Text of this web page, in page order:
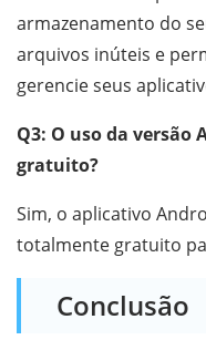
armazenamento do
arquivos inúteis e
gerencie seus
Q3: O uso da versão
gratuito?
Sim, o aplicativo
totalmente gratuito
Conclusão